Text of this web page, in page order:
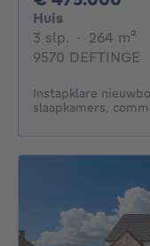
Huis
3 slp. 3
· 264 m²
9570 DEFTINGE
Instapklare
slaapkamers,